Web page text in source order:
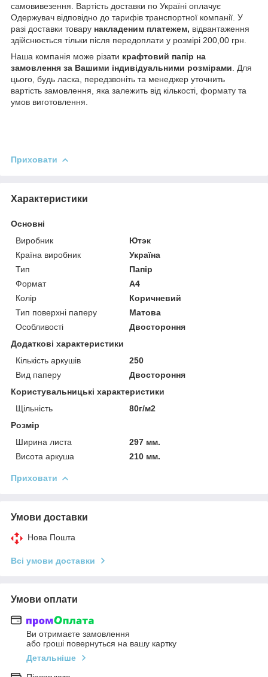
самовивезення. Вартість доставки по Україні оплачує
Одержувач відповідно до тарифів транспортної компанії. У
разі доставки товару накладеним платежем, відвантаження
здійснюється тільки після передоплати у розмірі 200,00 грн.
Наша компанія може різати крафтовий папір на
замовлення за Вашими індивідуальними розмірами . Для
цього, будь ласка, передзвоніть та менеджер уточнить
вартість замовлення, яка залежить від кількості, формату та
умов виготовлення.
Приховати
Характеристики
Основні
Виробник
Ютэк
Країна виробник
Україна
Тип
Папір
Формат
A4
Колір
Коричневий
Тип поверхні паперу
Матова
Особливості
Двостороння
Додаткові характеристики
Кількість аркушів
250
Вид паперу
Двостороння
Користувальницькі характеристики
Щільність
80г/м2
Розмір
Ширина листа
297 мм.
Висота аркуша
210 мм.
Приховати
Умови доставки
Нова Пошта
Всі умови доставки
Умови оплати
Ви отримаєте замовлення
або гроші повернуться на вашу картку
Детальніше